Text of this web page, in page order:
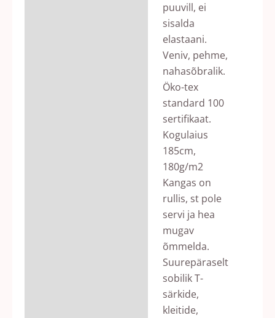
puuvill, ei
sisalda
elastaani.
Veniv, pehme,
nahasõbralik.
Öko-tex
standard 100
sertifikaat.
Kogulaius
185cm,
180g/m2
Kangas on
rullis, st pole
servi ja hea
mugav
õmmelda.
Suurepäraselt
sobilik T-
särkide,
kleitide,